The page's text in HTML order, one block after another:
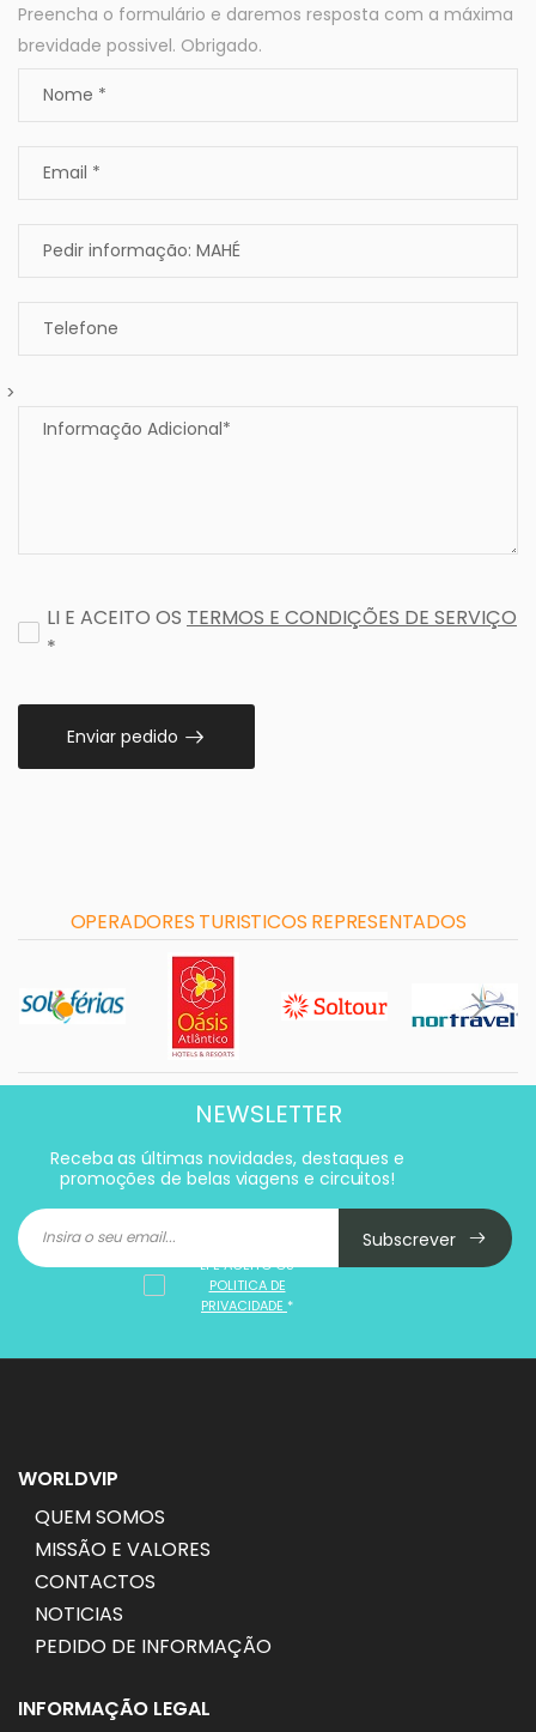
Preencha o formulário e daremos resposta com a máxima
brevidade possivel. Obrigado.
>
LI E ACEITO OS TERMOS E CONDIÇÕES DE SERVIÇO
*
Enviar pedido
OPERADORES TURISTICOS REPRESENTADOS
NEWSLETTER
Receba as últimas novidades, destaques e
promoções de belas viagens e circuitos!
Subscrever
LI E ACEITO OS
POLITICA DE
PRIVACIDADE *
WORLDVIP
QUEM SOMOS
MISSÃO E VALORES
CONTACTOS
NOTICIAS
PEDIDO DE INFORMAÇÃO
INFORMAÇÃO LEGAL